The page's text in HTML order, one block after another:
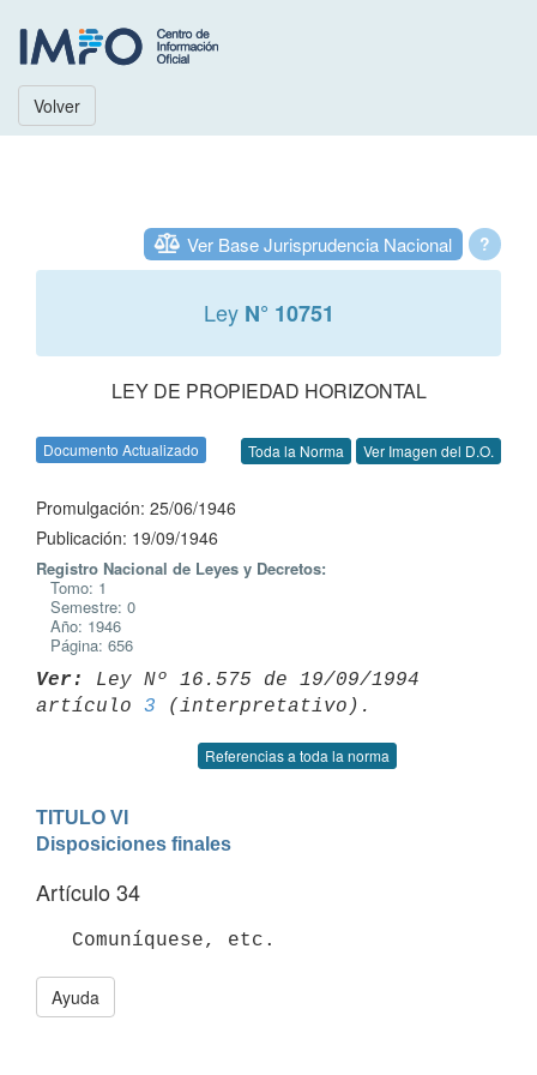
Volver
?
Ver Base Jurisprudencia Nacional
Ley N° 10751
LEY DE PROPIEDAD HORIZONTAL
Documento Actualizado Toda la Norma Ver Imagen del D.O.
Promulgación: 25/06/1946
Publicación: 19/09/1946
Registro Nacional de Leyes y Decretos:
Tomo: 1
Semestre: 0
Año: 1946
Página: 656
Ver:
Ley Nº 16.575 de 19/09/1994
artículo 3
Referencias a toda la norma
TITULO VI
Disposiciones finales
Artículo 34
   Comuníquese, etc.
Ayuda